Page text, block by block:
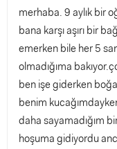
merhaba. 9 aylık bir
bana karşı aşırı bir
emerken bile her 5
olmadığıma
ben işe giderken
benim
daha sayamadığım
hoşuma gidiyordu